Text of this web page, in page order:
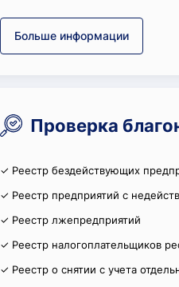
Больше информации
Проверка
✓ Реестр бездействующих
✓ Реестр предприятий с
✓ Реестр лжепредприятий
✓ Реестр налогоплательщиков
✓ Реестр о снятии с учета